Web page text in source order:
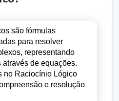
são fórmulas
para resolver
representando
de equações.
no Raciocínio Lógico
e resolução